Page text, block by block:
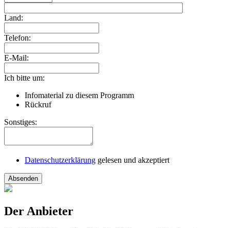
Land:
Telefon:
E-Mail:
Ich bitte um:
Infomaterial zu diesem Programm
Rückruf
Sonstiges:
Datenschutzerklärung gelesen und akzeptiert
Absenden
Der Anbieter